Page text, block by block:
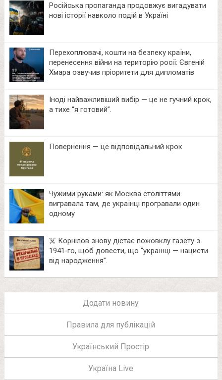
Російська пропаганда продовжує вигадувати
нові історії навколо подій в Україні
Перехоплювачі, кошти на безпеку країни,
перенесення війни на територію росії: Євгеній
Хмара озвучив пріоритети для дипломатів
Іноді найважливіший вибір — це не гучний крок,
а тихе “я готовий”.
Повернення — це відповідальний крок
Чужими руками: як Москва століттями
вигравала там, де українці програвали один
одному
☠️ Корнілов знову дістає пожовклу газету з
1941‑го, щоб довести, що “українці — нацисти
від народження”.
Додати новину
Правила для публікацій
Український Простір
Україна Live